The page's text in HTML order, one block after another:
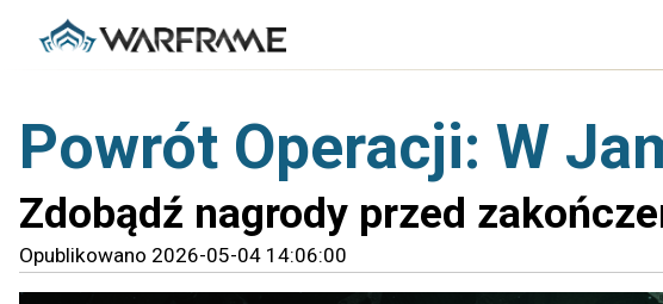
Powrót Operacji: W
Zdobądź nagrody przed
Opublikowano 2026-05-04 14:06:00